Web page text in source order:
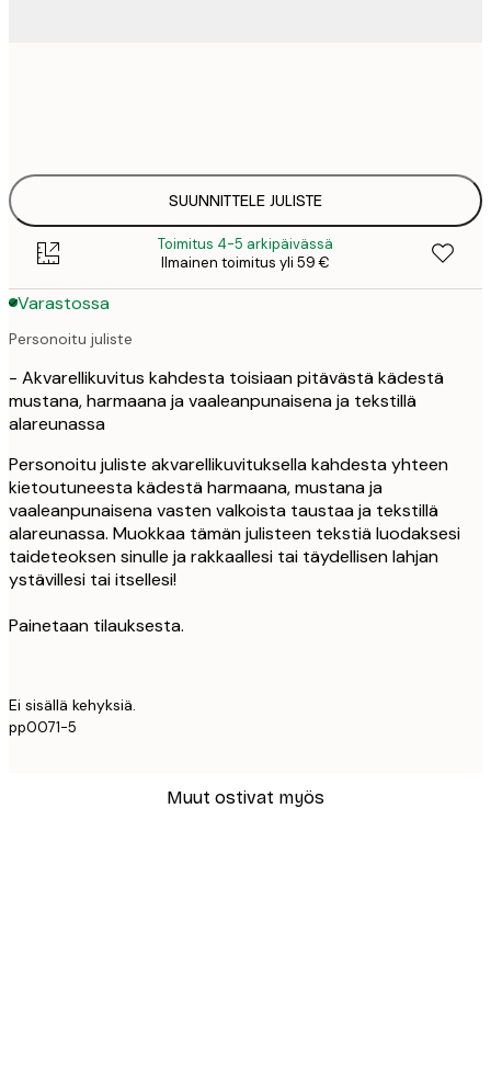
SUUNNITTELE JULISTE
Toimitus 4-5 arkipäivässä
Ilmainen toimitus yli 59 €
Varastossa
Personoitu juliste
- Akvarellikuvitus kahdesta toisiaan pitävästä kädestä
mustana, harmaana ja vaaleanpunaisena ja tekstillä
alareunassa
Personoitu juliste akvarellikuvituksella kahdesta yhteen
kietoutuneesta kädestä harmaana, mustana ja
vaaleanpunaisena vasten valkoista taustaa ja tekstillä
alareunassa. Muokkaa tämän julisteen tekstiä luodaksesi
taideteoksen sinulle ja rakkaallesi tai täydellisen lahjan
ystävillesi tai itsellesi!
Painetaan tilauksesta.
Ei sisällä kehyksiä.
pp0071-5
Muut ostivat myös